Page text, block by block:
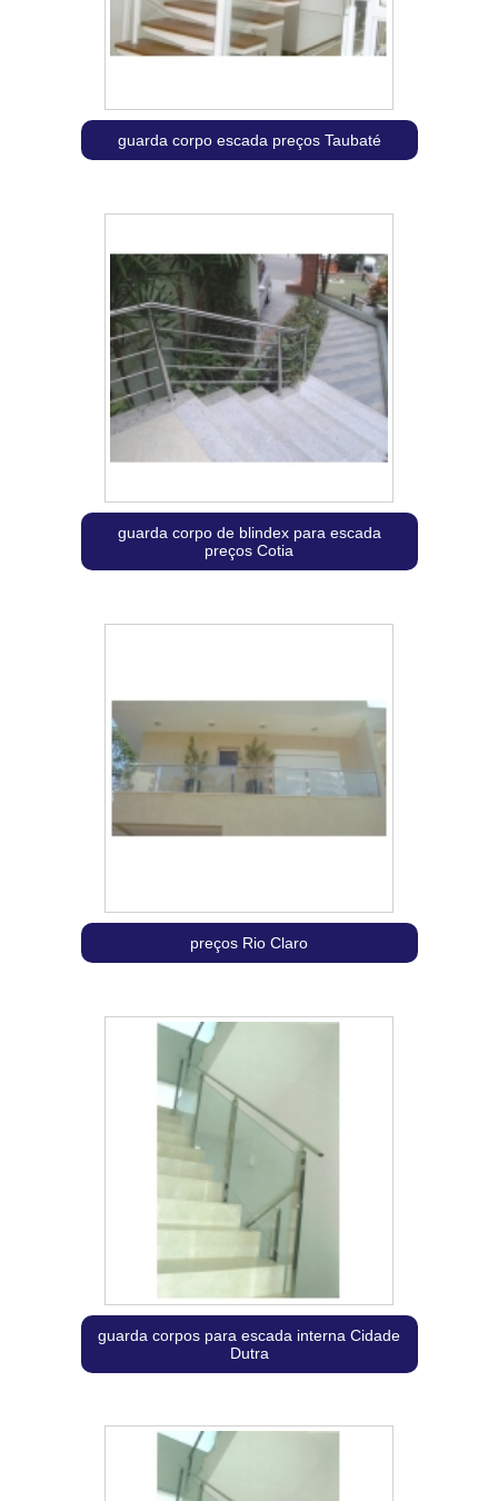
guarda corpo escada preços Taubaté
guarda corpo de blindex para escada
preços Cotia
preços Rio Claro
guarda corpos para escada interna Cidade
Dutra